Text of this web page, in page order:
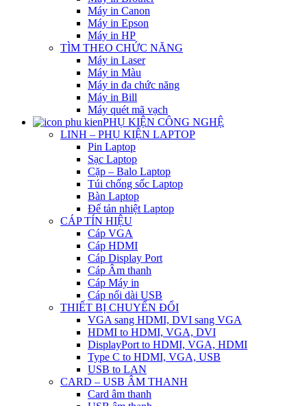
Máy in Canon
Máy in Epson
Máy in HP
TÌM THEO CHỨC NĂNG
Máy in Laser
Máy in Màu
Máy in đa chức năng
Máy in Bill
Máy quét mã vạch
PHỤ KIỆN CÔNG NGHỆ
LINH – PHỤ KIỆN LAPTOP
Pin Laptop
Sạc Laptop
Cặp – Balo Laptop
Túi chống sốc Laptop
Bàn Laptop
Đế tản nhiệt Laptop
CÁP TÍN HIỆU
Cáp VGA
Cáp HDMI
Cáp Display Port
Cáp Âm thanh
Cáp Máy in
Cáp nối dài USB
THIẾT BỊ CHUYỂN ĐỔI
VGA sang HDMI, DVI sang VGA
HDMI to HDMI, VGA, DVI
DisplayPort to HDMI, VGA, HDMI
Type C to HDMI, VGA, USB
USB to LAN
CARD – USB ÂM THANH
Card âm thanh